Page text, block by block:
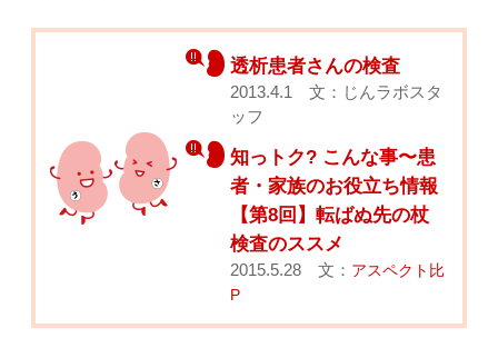
透析患者さんの検査
2013.4.1 文：じんラボスタ
ッフ
知っトク? こんな事〜患
者・家族のお役立ち情報
【第8回】転ばぬ先の杖
検査のススメ
2015.5.28 文： アスペクト比
P